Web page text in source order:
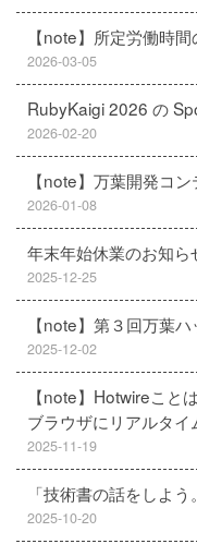
【note】所定労働時
2026-03-05
RubyKaigi 2026 の
2026-02-20
【note】万葉開発コ
2026-01-08
年末年始休業のお知
2025-12-25
【note】第３回万葉
2025-12-02
【note】Hotwireこ
ブラウザにリアルタ
2025-11-19
「技術書の話をしよ
2025-10-20